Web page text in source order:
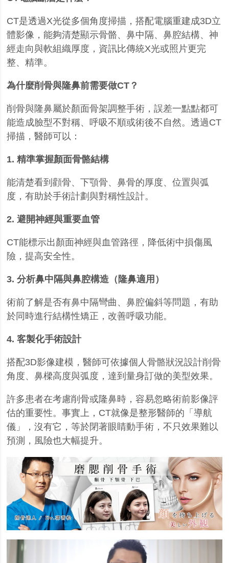
CT是透過X光從多個角度掃描，搭配電腦重建成3D立
體影像，能夠清楚顯示骨骼、鼻中隔、鼻腔結構、神
經走向與軟組織厚度，資訊比傳統X光或照片更完
整、精準。
為什麼削骨與隆鼻前需要做CT ？
削骨與隆鼻屬於顏面骨架調整手術，誤差一點點都可
能造成臉型不對稱、呼吸不順或術後不自然。透過CT
掃描，醫師可以：
1.精準掌握顏面骨骼結構
能清楚看到顴骨、下顎骨、鼻骨的厚度、位置與弧
度，有助於手術計劃與對稱性設計。
2.避開神經與重要血管
CT能標示出顏面神經與血管路徑，降低術中損傷風
險，提高安全性。
3.分析鼻中隔與鼻腔構造（隆鼻適用）
術前了解是否有鼻中隔彎曲、鼻腔偏斜等問題，有助
於同時進行結構性矯正，改善呼吸功能。
4.客製化手術設計
搭配3D影像建模，醫師可依據個人骨骼狀況設計削骨
角度、鼻樑高度與弧度，達到量身訂做的美型效果。
許多患者在考慮削骨或隆鼻時，容易忽略術前影像評
估的重要性。事實上， CT就像是整形醫師的「導航
儀」，沒有它，等於閉著眼睛動手術，不只效果難以
預測，風險也大幅提升。